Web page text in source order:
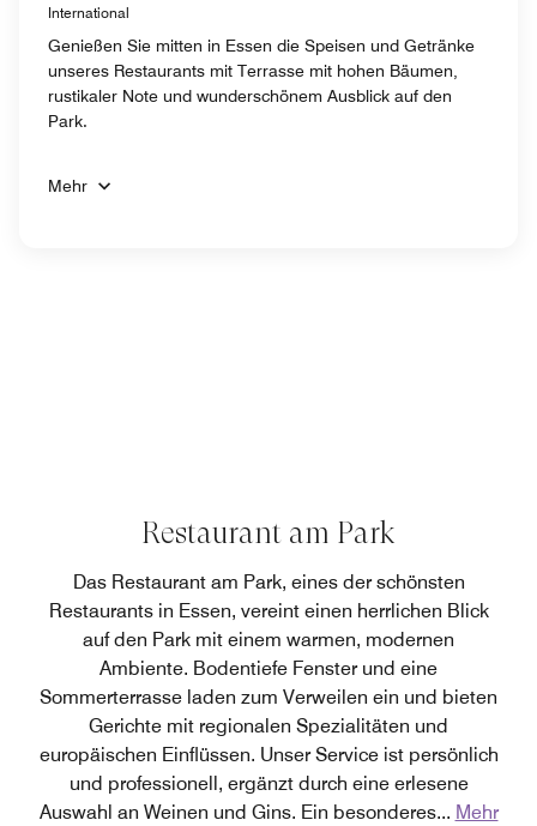
International
Genießen Sie mitten in Essen die Speisen und Getränke
unseres Restaurants mit Terrasse mit hohen Bäumen,
rustikaler Note und wunderschönem Ausblick auf den
Park.
Mehr
Restaurant am Park
Das Restaurant am Park, eines der schönsten
Restaurants in Essen, vereint einen herrlichen Blick
auf den Park mit einem warmen, modernen
Ambiente. Bodentiefe Fenster und eine
Sommerterrasse laden zum Verweilen ein und bieten
Gerichte mit regionalen Spezialitäten und
europäischen Einflüssen. Unser Service ist persönlich
und professionell, ergänzt durch eine erlesene
Auswahl an Weinen und Gins. Ein besonderes... Mehr